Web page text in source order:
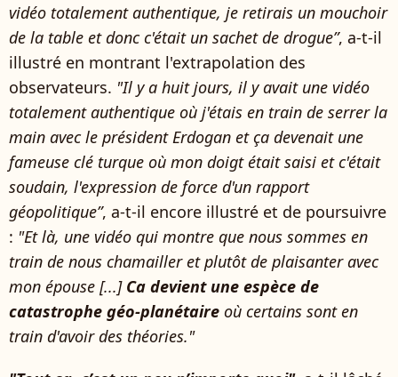
vidéo totalement authentique, je retirais un mouchoir
de la table et donc c'était un sachet de drogue”, a-t-il
illustré en montrant l'extrapolation des
observateurs. "Il y a huit jours, il y avait une vidéo
totalement authentique où j'étais en train de serrer la
main avec le président Erdogan et ça devenait une
fameuse clé turque où mon doigt était saisi et c'était
soudain, l'expression de force d'un rapport
géopolitique”, a-t-il encore illustré et de poursuivre
: "Et là, une vidéo qui montre que nous sommes en
train de nous chamailler et plutôt de plaisanter avec
mon épouse [...] Ca devient une espèce de
catastrophe géo-planétaire où certains sont en
train d'avoir des théories."